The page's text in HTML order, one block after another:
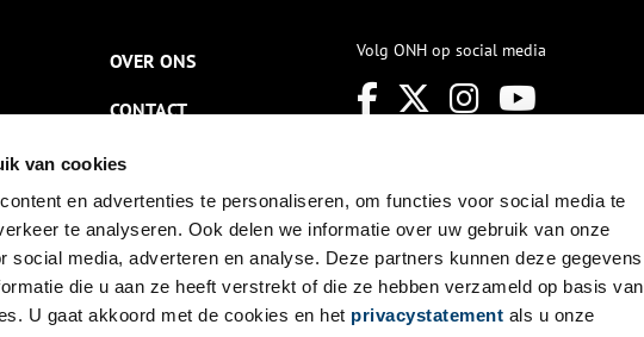
van cookies
en advertenties te personaliseren, om functies voor social media te
te analyseren. Ook delen we informatie over uw gebruik van onze
social media, adverteren en analyse. Deze partners kunnen deze gegevens
die u aan ze heeft verstrekt of die ze hebben verzameld op basis van
U gaat akkoord met de cookies en het privacystatement als u onze
OVER ONS
CONTACT
NIEUWSBRIEF
DISCLAIMER
PRIVACY
TOEGANKELIJKHEID
Volg ONH op social media